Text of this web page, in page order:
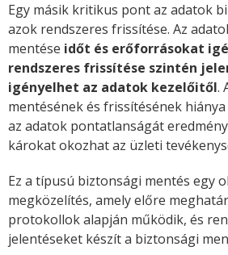
Egy másik kritikus pont az adatok
azok rendszeres frissítése. Az
mentése időt és erőforrásokat
rendszeres frissítése szintén
igényelhet az adatok kezelőitől.
mentésének és frissítésének
az adatok pontatlanságát
károkat okozhat az üzleti
Ez a típusú biztonsági mentés egy
megközelítés, amely előre
protokollok alapján működik, és
jelentéseket készít a biztonsági